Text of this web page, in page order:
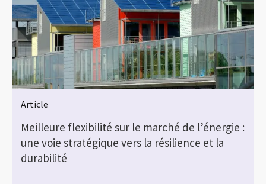
Article
Meilleure flexibilité sur le marché de l’énergie :
une voie stratégique vers la résilience et la
durabilité